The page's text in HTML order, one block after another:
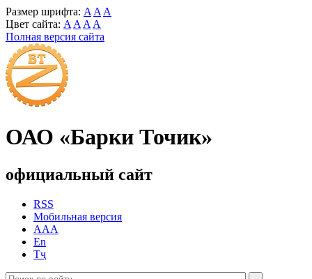
Размер шрифта: A A A
Цвет сайта: A A A A
Полная версия сайта
ОАО «Барки Точик»
официальный сайт
RSS
Мобильная версия
AAA
En
Тҷ